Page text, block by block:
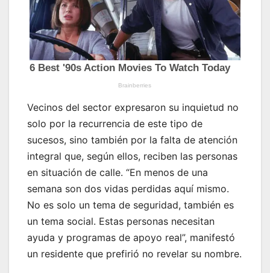
Vecinos del sector expresaron su inquietud no
solo por la recurrencia de este tipo de
sucesos, sino también por la falta de atención
integral que, según ellos, reciben las personas
en situación de calle. “En menos de una
semana son dos vidas perdidas aquí mismo.
No es solo un tema de seguridad, también es
un tema social. Estas personas necesitan
ayuda y programas de apoyo real”, manifestó
un residente que prefirió no revelar su nombre.